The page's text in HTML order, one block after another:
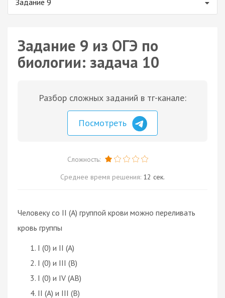
Задание 9
Задание 9 из ОГЭ по
биологии: задача 10
Разбор сложных заданий в тг-канале:
Посмотреть
Сложность:
Среднее время решения: 12 сек.
Человеку со II (А) группой крови можно переливать
кровь группы
I (0) и II (А)
I (0) и III (В)
I (0) и IV (АВ)
II (А) и III (В)